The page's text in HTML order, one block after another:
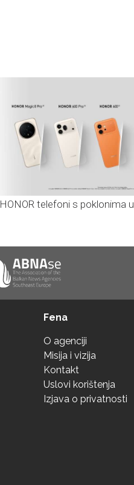
HONOR telefoni s poklonima
Fena
O agenciji
Misija i vizija
Kontakt
Uslovi korištenja
Izjava o privatnosti